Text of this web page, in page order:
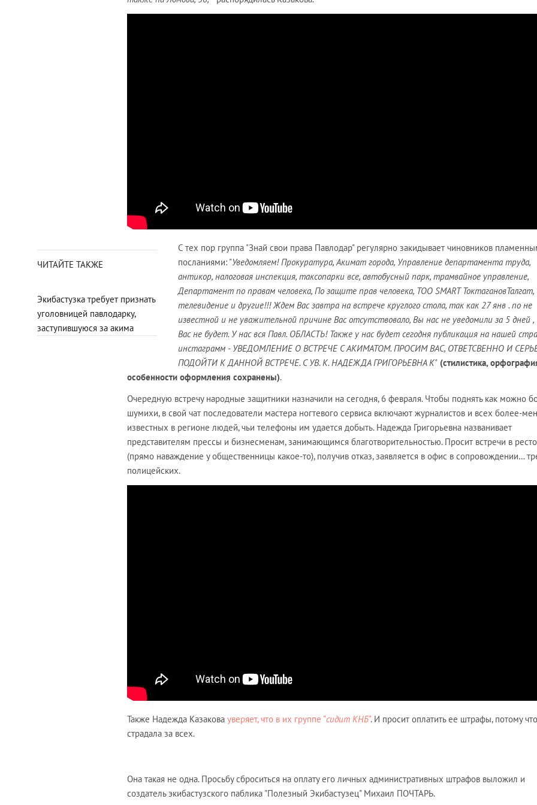
ЧИТАЙТЕ ТАКЖЕ
Экибастузка требует признать
уголовницей павлодарку,
заступившуюся за акима
С тех пор группа "Знай свои права Павлодар" регулярно закидывает чиновников
посланиями: "Уведомляем! Прокуратура, Акимат города, Управление департамента труда,
антикор, налоговая инспекция, таксопарки все, автобусный парк, трамвайное управление,
Департамент по правам человека, По защите прав человека, ТОО SMART ТоктагановТалгат,
телевидение и другие!!! Ждем Вас завтра на встрече круглого стола, так как 27 янв . по не
известной и не уважительной причине Вас отсутствовало, Вы нас не уведомили за 5 дней
Вас не будет. У нас вся Павл. ОБЛАСТЬ! Также у нас будет сегодня публикация на нашей
инстаграмм - УВЕДОМЛЕНИЕ О ВСТРЕЧЕ С АКИМАТОМ. ПРОСИМ ВАС, ОТВЕТСВЕННО И
ПОДОЙТИ К ДАННОЙ ВСТРЕЧЕ. С УВ. К. НАДЕЖДА ГРИГОРЬЕВНА К" (стилистика,
особенности оформления сохранены).
Очередную встречу народные защитники назначили на сегодня, 6 февраля. Чтобы поднять как можно
шумихи, в свой чат последователи мастера ногтевого сервиса включают журналистов и всех более-
известных в регионе людей, чьи телефоны им удается добыть. Надежда Григорьевна названивает
представителям прессы и бизнесменам, занимающимся благотворительностью. Просит встречи в
(прямо наваждение у общественницы какое-то), получив отказ, заявляется в офис в сопровождении…
полицейских.
Также Надежда Казакова уверяет, что в их группе "сидит КНБ". И просит оплатить ее штрафы, потому что
страдала за всех.
Она такая не одна. Просьбу сброситься на оплату его личных административных штрафов выложил и
создатель экибастузского паблика "Полезный Экибастузец" Михаил ПОЧТАРЬ.